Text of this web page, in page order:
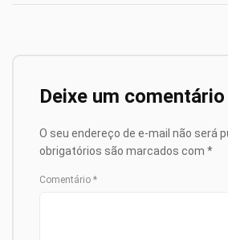
Deixe um comentário
O seu endereço de e-mail não será
obrigatórios são marcados com *
Comentário *